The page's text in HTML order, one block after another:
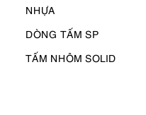
NHỰA
DÒNG TẤM SP
TẤM NHÔM SOLID